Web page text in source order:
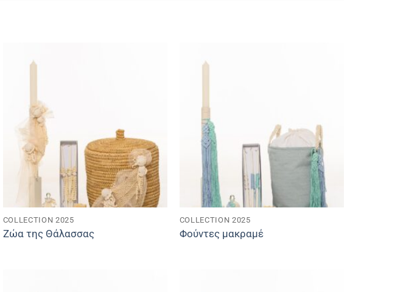
COLLECTION 2025
Ζώα της Θάλασσας
COLLECTION 2025
Φούντες μακραμέ